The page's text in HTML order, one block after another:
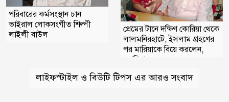
পরিবারের কর্মসংস্থান চান
ভাইরাল লোকসংগীত শিল্পী
লাইলী বাউল
প্রেমের টানে দক্ষিণ কোরিয়া থেকে
লালমনিরহাটে, ইসলাম গ্রহণের
পর মারিয়াকে বিয়ে করলেন,
কোরিয়ান যুবক
লাইফস্টাইল ও বিউটি টিপস এর আরও সংবাদ